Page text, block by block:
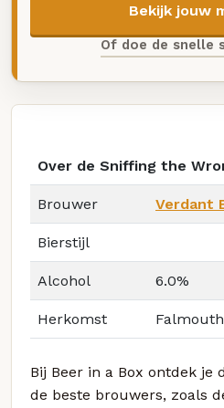
Bekijk jouw
Of doe de snelle
Over de Sniffing the
Brouwer Verdant
Bierstijl
Alcohol 6.0%
Herkomst Falmouth
Bij Beer in a Box ontdek je
de beste brouwers, zoals